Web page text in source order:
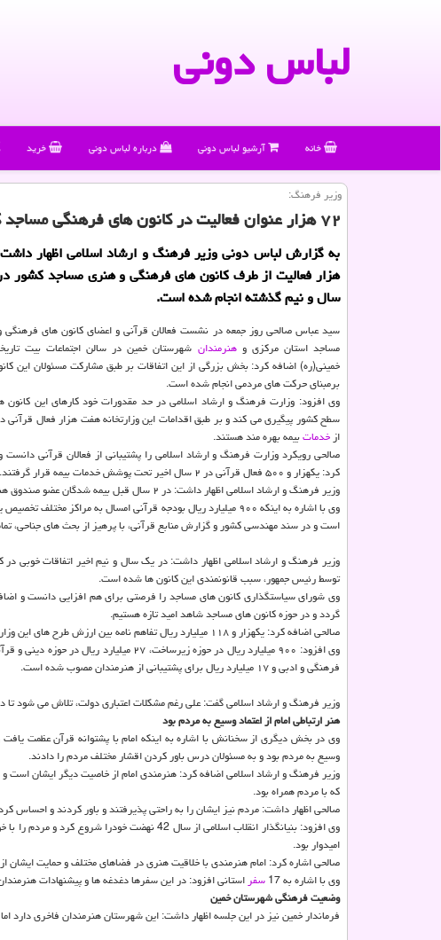
لباس دونی
خانه آرشیو لباس دونی درباره لباس دونی خرید
وزیر فرهنگ:
۷۲ هزار عنوان فعالیت در كانون های فرهنگی مساجد كشور انجام شد
هزار فعالیت از طرف كانون های فرهنگی و هنری مساجد كشور
سال و نیم گذشته انجام شده است.
سید عباس صالحی روز جمعه در نشست فعالان قرآنی و اعضای كانون های
مساجد استان مركزی وهنرمندان شهرستان خمین در سالن اجتماعات بیت
خمینی(ره) اضافه كرد: بخش بزرگی از این اتفاقات بر طبق مشاركت مسئولان این
برمبنای حركت های مردمی انجام شده است.
وی افزود: وزارت فرهنگ و ارشاد اسلامی در حد مقدورات خود كارهای این كانون
سطح كشور پیگیری می كند و بر طبق اقدامات این وزارتخانه هفت هزار فعال قرآنی
ازخدماتبیمه بهره مند هستند.
صالحی رویكرد وزارت فرهنگ و ارشاد اسلامی را پشتیبانی از فعالان قرآنی دانست
كرد: یكهزار و ۵۰۰ فعال قرآنی در ۲ سال اخیر تحت پوشش خدمات بیمه قرار گرفتند.
وزیر فرهنگ و ارشاد اسلامی اظهار داشت: در ۲ سال قبل بیمه شدگان عضو صندوق هنرمندان از ۲۸ هزار نفر به ۴۲ هزار نفر افزایش یافت و منابع مالی این حوزه ۲ برابر افزایش یافت.
وی با اشاره به اینكه ۹۰۰ میلیارد ریال بودجه قرآنی امسال به
است و در سند مهندسی كشور و گزارش منابع قرآنی، با پرهیز از بحث های جناحی،
وزیر فرهنگ و ارشاد اسلامی اظهار داشت: در یك سال و نیم اخیر اتفاقات خوبی
توسط رئیس جمهور، سبب قانونمندی این كانون ها شده است.
وی شورای سیاستگذاری كانون های مساجد را فرصتی برای هم افزایی دانست و
گردد و در حوزه كانون های مساجد شاهد امید تازه هستیم.
صالحی اضافه كرد: یكهزار و ۱۱۸ میلیارد ریال تفاهم نامه بین ارزش طرح های این وزارتخانه و استانداری مركزی در حوزه زیرساخت ها و ایده ها است.
فرهنگی و ادبی و ۱۷ میلیارد ریال برای پشتیبانی از هنرمندان مصوب شده است.
وزیر فرهنگ و ارشاد اسلامی گفت: علی رغم مشكلات اعتباری دولت، تلاش می شود تا در ۲ سال باقیمانده از دولت دوازدهم، پشتیبانی از فضاهای فرهنگی و هنری افزایش
هنر ارتباطی امام از اعتماد وسیع به مردم بود
وی در بخش دیگری از سخنانش با اشاره به اینكه امام با پشتوانه قرآن عظمت
وسیع به مردم بود و به مسئولان درس باور كردن اقشار مختلف مردم را دادند.
وزیر فرهنگ و ارشاد اسلامی اضافه كرد: هنرمندی امام از خاصیت دیگر ایشان است و
كه با مردم همراه بود.
صالحی اظهار داشت: مردم نیز ایشان را به راحتی پذیرفتند و باور كردند و احساس
وی افزود: بنیانگذار انقلاب اسلامی از سال 42
امیدوار بود.
صالحی اشاره كرد: امام هنرمندی با خلاقیت هنری در فضاهای مختلف و حمایت ایشان
وی با اشاره به 17
سفراستانی افزود: در این سفرها دغدغه ها و پیشنهادات
وضعیت فرهنگی شهرستان خمین
فرماندار خمین نیز در این جلسه اظهار داشت: این شهرستان هنرمندان فاخری دارد